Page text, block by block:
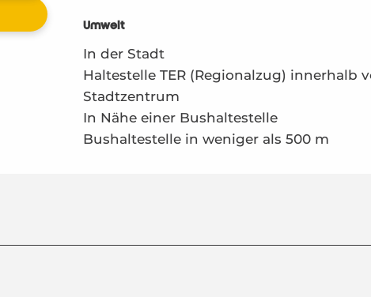
Umwelt
Umwelt
In der Stadt
Haltestelle TER (Regionalzug) innerhalb
Stadtzentrum
In Nähe einer Bushaltestelle
Bushaltestelle in weniger als 500 m